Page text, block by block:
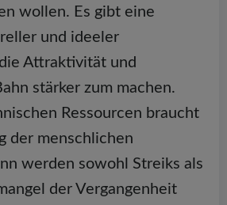
wollen. Es gibt eine
und ideeler
Attraktivität und
stärker zum machen.
Ressourcen braucht
der menschlichen
werden sowohl Streiks als
der Vergangenheit